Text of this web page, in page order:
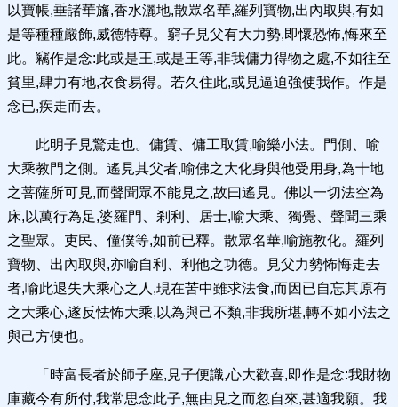
以寶帳,垂諸華旛,香水灑地,散眾名華,羅列寶物,出內取與,有如
是等種種嚴飾,威德特尊。窮子見父有大力勢,即懷恐怖,悔來至
此。竊作是念:此或是王,或是王等,非我傭力得物之處,不如往至
貧里,肆力有地,衣食易得。若久住此,或見逼迫強使我作。作是
念已,疾走而去。
此明子見驚走也。傭賃、傭工取賃,喻樂小法。門側、喻
大乘教門之側。遙見其父者,喻佛之大化身與他受用身,為十地
之菩薩所可見,而聲聞眾不能見之,故曰遙見。佛以一切法空為
床,以萬行為足,婆羅門、剎利、居士,喻大乘、獨覺、聲聞三乘
之聖眾。吏民、僮僕等,如前已釋。散眾名華,喻施教化。羅列
寶物、出內取與,亦喻自利、利他之功德。見父力勢怖悔走去
者,喻此退失大乘心之人,現在苦中雖求法食,而因已自忘其原有
之大乘心,遂反怯怖大乘,以為與己不類,非我所堪,轉不如小法之
與己方便也。
「時富長者於師子座,見子便識,心大歡喜,即作是念:我財物
庫藏今有所付,我常思念此子,無由見之而忽自來,甚適我願。我